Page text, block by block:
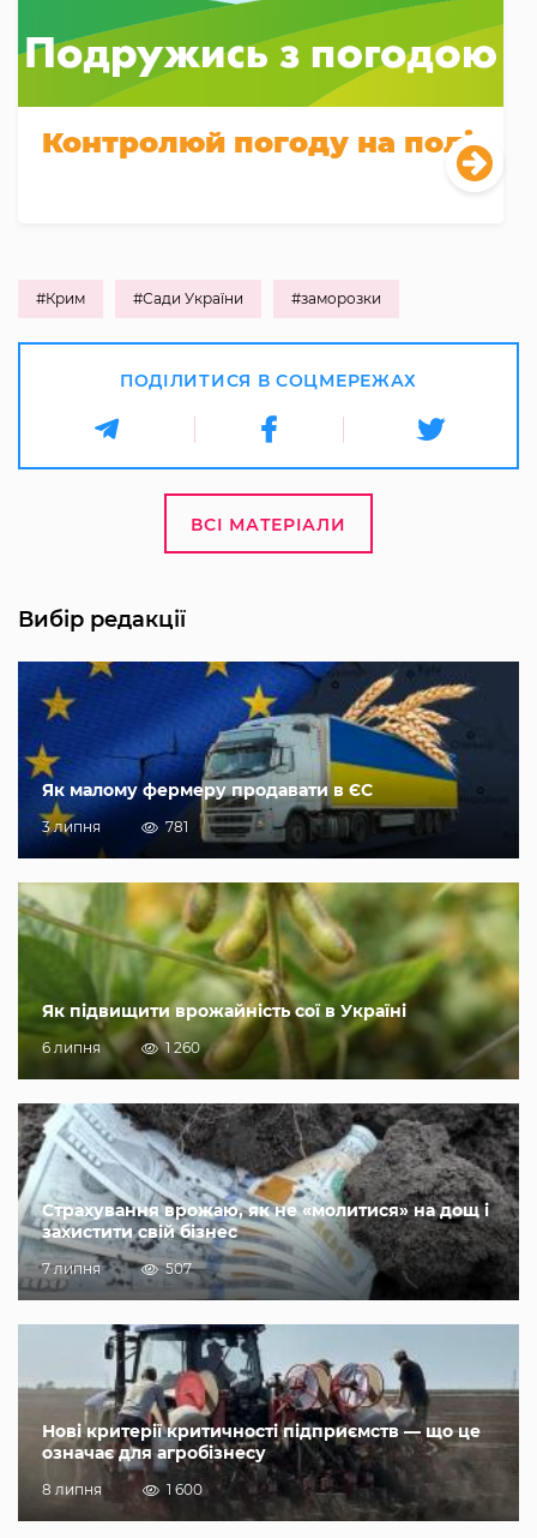
Контролюй погоду на полі
#Крим #Сади України #заморозки
ПОДІЛИТИСЯ В СОЦМЕРЕЖАХ
ВСІ МАТЕРІАЛИ
Вибір редакції
Як малому фермеру продавати в ЄС
3 липня 781
Як підвищити врожайність сої в Україні
6 липня 1 260
Страхування врожаю, як не «молитися» на дощ і
захистити свій бізнес
7 липня 507
Нові критерії критичності підприємств — що це
означає для агробізнесу
8 липня 1 600